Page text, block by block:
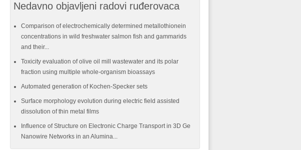
Nedavno objavljeni radovi ruđerovaca
Comparison of electrochemically determined metallothionein
concentrations in wild freshwater salmon fish and gammarids
and their...
Toxicity evaluation of olive oil mill wastewater and its polar
fraction using multiple whole-organism bioassays
Automated generation of Kochen-Specker sets
Surface morphology evolution during electric field assisted
dissolution of thin metal films
Influence of Structure on Electronic Charge Transport in 3D Ge
Nanowire Networks in an Alumina...